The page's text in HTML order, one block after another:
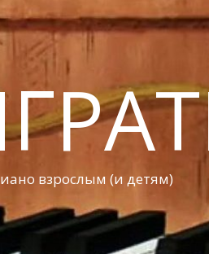
взрослым (и детям)